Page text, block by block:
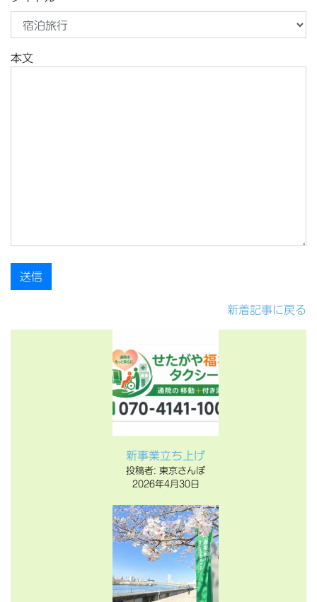
本文
新着記事に戻る
新事業立ち上げ
投稿者: 東京さんぽ
2026年4月30日